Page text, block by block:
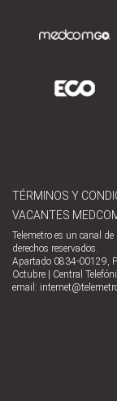
TÉRMINOS Y
VACANTES
Telemetro es un canal
derechos reservados.
Apartado 0834-00129,
Octubre | Central
email: